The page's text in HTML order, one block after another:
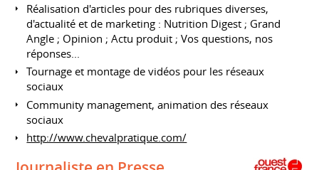
Réalisation d'articles pour des rubriques diverses,
d'actualité et de marketing : Nutrition Digest ; Grand
Angle ; Opinion ; Actu produit ; Vos questions, nos
réponses...
Tournage et montage de vidéos pour les réseaux
sociaux
Community management, animation des réseaux
sociaux
http://www.chevalpratique.com/